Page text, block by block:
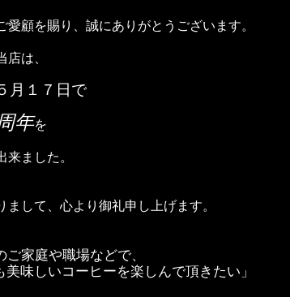
愛顧を賜り、誠にありがとうございます。
店は、
月１７日で
年を
ました。
まして、心より御礼申し上げます。
ご家庭や職場などで、
美味しいコーヒーを楽しんで頂きたい」